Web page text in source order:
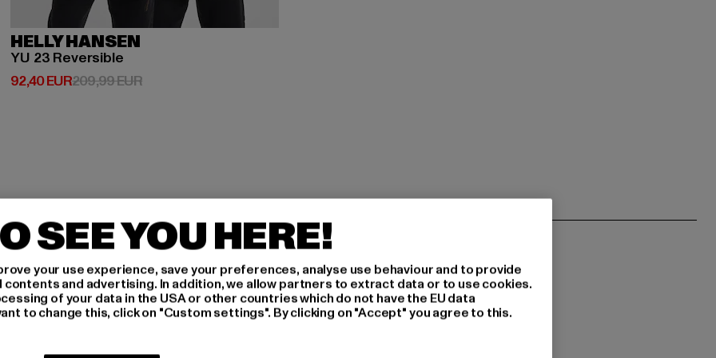
HELLY HANSEN
YU 23 Reversible
92,40 EUR
Derzeitiger Preis: 92,40 EUR
209,99 EURAktionspreis: 209,99 EUR
AN,
SEE YOU HERE!
your use experience, save your preferences, analyse use behaviour and to provide
and advertising. In addition, we allow partners to extract data or to use cookies.
of your data in the USA or other countries which do not have the EU data
to change this, click on "Custom settings". By clicking on "Accept" you agree to this.